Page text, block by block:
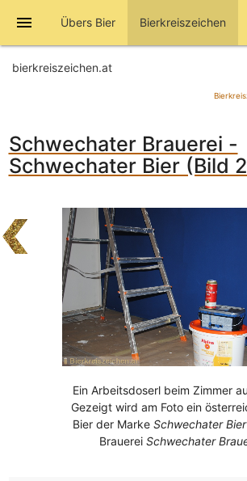
menu Übers Bier Bierkreiszeichen
bierkreiszeichen.at
Schwechater Brauerei -
Schwechater Bier (Bild
Ein Arbeitsdoserl beim Zimmer
Gezeigt wird am Foto ein
Bier der Marke Schwechater Bier
Brauerei Schwechater